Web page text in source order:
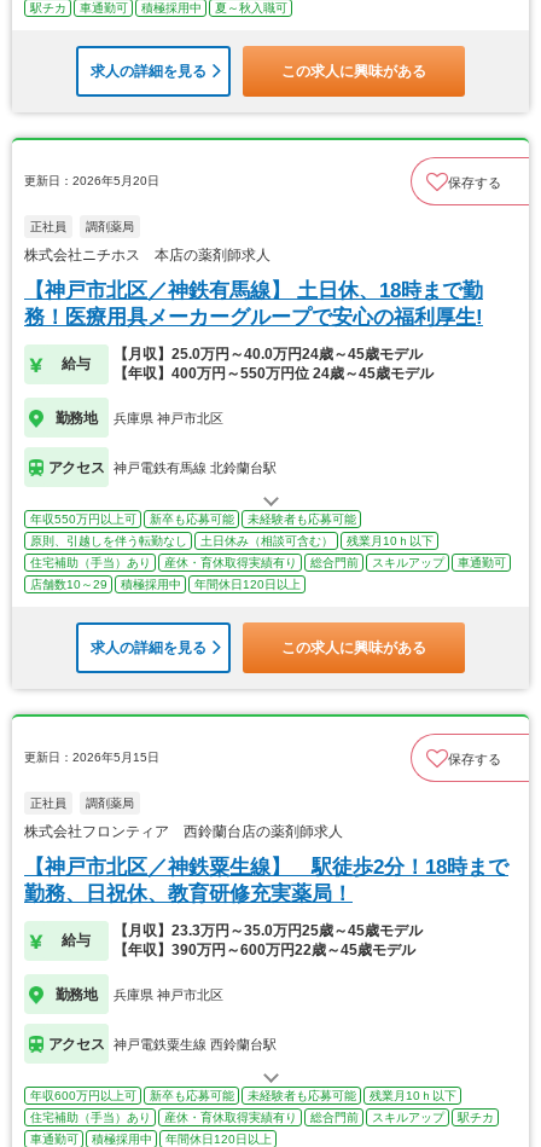
駅チカ
車通勤可 積極採用中 夏～秋入職可
求人の詳細を見る この求人に興味がある
更新日：2026年5月20日 保存する
正社員 調剤薬局
株式会社ニチホス 本店の薬剤師求人
【神戸市北区／神鉄有馬線】 土日休、18時まで勤
務！医療用具メーカーグループで安心の福利厚生!
給与
【月収】25.0万円～40.0万円24歳～45歳モデル
【年収】400万円～550万円位 24歳～45歳モデル
勤務地 兵庫県 神戸市北区
アクセス 神戸電鉄有馬線 北鈴蘭台駅
年収550万円以上可 新卒も応募可能
未経験者も応募可能
原則、引越しを伴う転勤なし
土日休み（相談可含む）
残業月10ｈ以下
住宅補助（手当）あり
産休・育休取得実績有り 総合門前 スキルアップ
車通勤可
店舗数10～29
積極採用中 年間休日120日以上
求人の詳細を見る この求人に興味がある
更新日：2026年5月15日 保存する
正社員 調剤薬局
株式会社フロンティア 西鈴蘭台店の薬剤師求人
【神戸市北区／神鉄粟生線】 駅徒歩2分！18時まで
勤務、日祝休、教育研修充実薬局！
給与
【月収】23.3万円～35.0万円25歳～45歳モデル
【年収】390万円～600万円22歳～45歳モデル
勤務地 兵庫県 神戸市北区
アクセス 神戸電鉄粟生線 西鈴蘭台駅
年収600万円以上可 新卒も応募可能 未経験者も応募可能
残業月10ｈ以下
住宅補助（手当）あり
産休・育休取得実績有り 総合門前 スキルアップ
駅チカ
車通勤可
積極採用中 年間休日120日以上